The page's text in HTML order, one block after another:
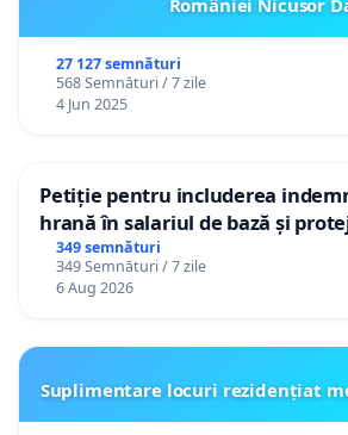
27 127 semnături
568 Semnături / 7 zile
4 Jun 2025
Petiție pentru includerea
hrană în salariul de bază și
gradațiilor de vechime pentru
personali
349 semnături
349 Semnături / 7 zile
6 Aug 2026
Suplimentare locuri rezidențiat